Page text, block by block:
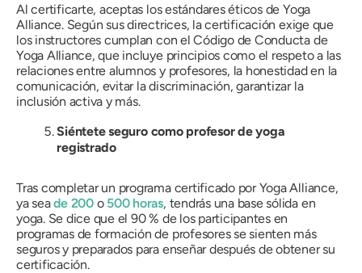
Al certificarte, aceptas los estándares éticos de Yoga
Alliance. Según sus directrices, la certificación exige que
los instructores cumplan con el Código de Conducta de
Yoga Alliance, que incluye principios como el respeto a las
relaciones entre alumnos y profesores, la honestidad en la
comunicación, evitar la discriminación, garantizar la
inclusión activa y más.
Siéntete seguro como profesor de yoga
registrado
Tras completar un programa certificado por Yoga Alliance,
ya seade 200o 500 horas, tendrás una base sólida en
yoga. Se dice que el 90 % de los participantes en
programas de formación de profesores se sienten más
seguros y preparados para enseñar después de obtener su
certificación.